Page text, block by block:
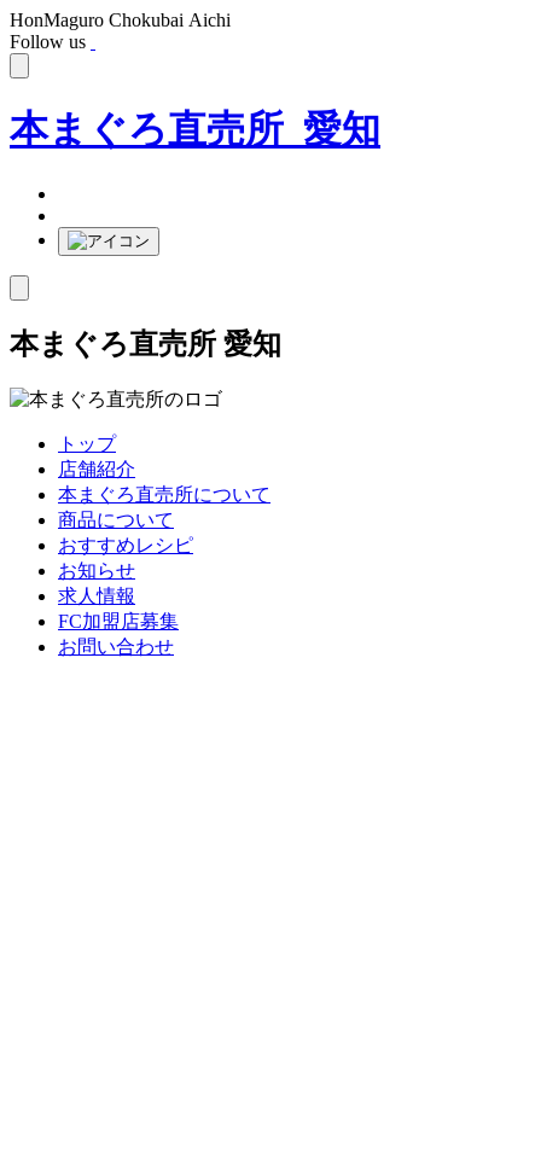
HonMaguro Chokubai Aichi
Follow us
本まぐろ直売所 愛知
本まぐろ直売所 愛知
トップ
店舗紹介
本まぐろ直売所について
商品について
おすすめレシピ
お知らせ
求人情報
FC加盟店募集
お問い合わせ